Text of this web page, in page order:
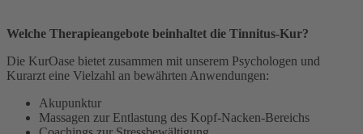
Welche Therapieangebote beinhaltet die Tinnitus-Kur?
Die KurOase bietet zusammen mit unserem Psychologen und
Kurarzt eine Vielzahl an bewährten Anwendungen:
Akupunktur
Massagen zur Entlastung des Kopf-Nacken-Bereichs